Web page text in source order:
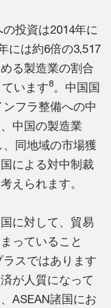
投資は2014年に
には約6倍の3,517
る製造業の割合
います8。中国国
フラ整備への中
中国の製造業
同地域の市場獲
による対中制裁
えられます。
に対して、貿易
っていること
スではあります
が人質になって
ASEAN諸国にお